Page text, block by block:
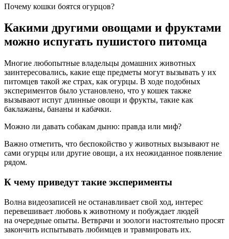
Почему кошки боятся огурцов?
Какими другими овощами и фруктами
можно испугать пушистого питомца
Многие любопытные владельцы домашних животных
заинтересовались, какие еще предметы могут вызывать у их
питомцев такой же страх, как огурцы. В ходе подобных
экспериментов было установлено, что у кошек также
вызывают испуг длинные овощи и фрукты, такие как
баклажаны, бананы и кабачки.
Можно ли давать собакам дыню: правда или миф?
Важно отметить, что беспокойство у животных вызывают не
сами огурцы или другие овощи, а их неожиданное появление
рядом.
К чему приведут такие эксперименты
Волна видеозаписей не останавливает свой ход, интерес
перевешивает любовь к животному и побуждает людей
на очередные опыты. Ветврачи и зоологи настоятельно просят
закончить испытывать любимцев и травмировать их.